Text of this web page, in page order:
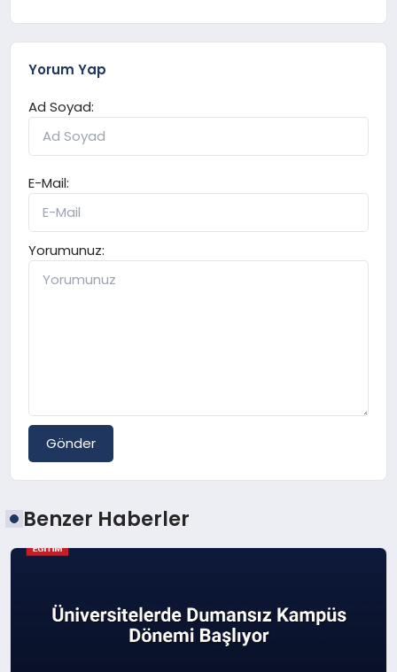
Yorum Yap
Ad Soyad:
E-Mail:
Yorumunuz:
Gönder
Benzer Haberler